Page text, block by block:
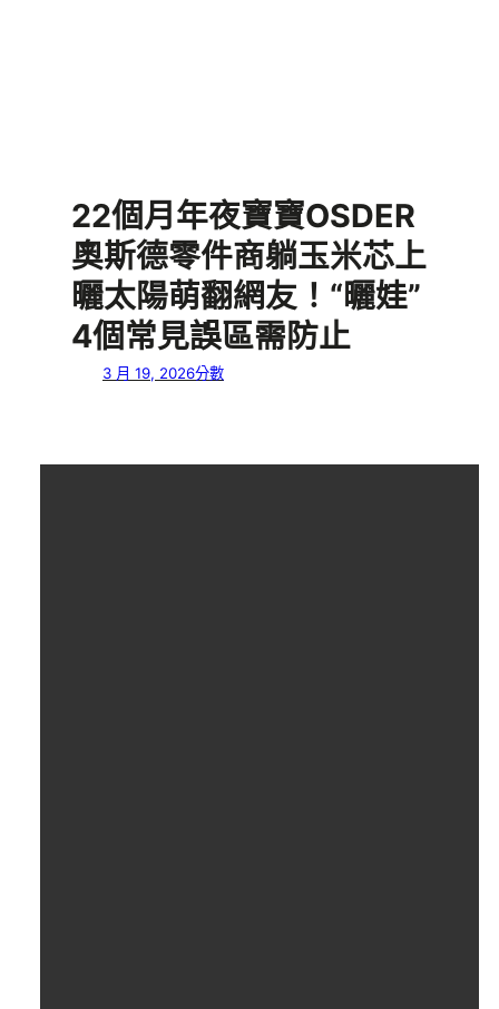
22個月年夜寶寶OSDER
奧斯德零件商躺玉米芯上
曬太陽萌翻網友！“曬娃”
4個常見誤區需防止
3 月 19, 2026分數